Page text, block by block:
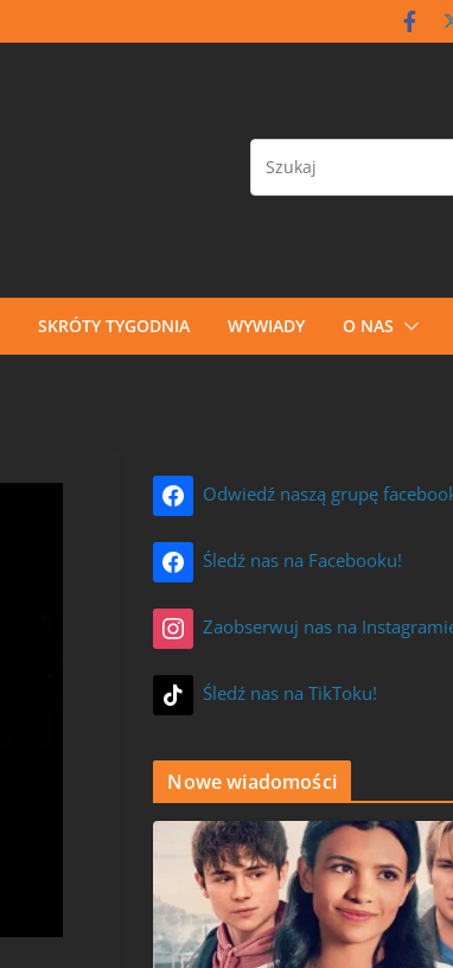
SKRÓTY TYGODNIA WYWIADY O NAS
Odwiedź naszą grupę
Śledź nas na Facebooku!
Zaobserwuj nas na
Śledź nas na TikToku!
Nowe wiadomości